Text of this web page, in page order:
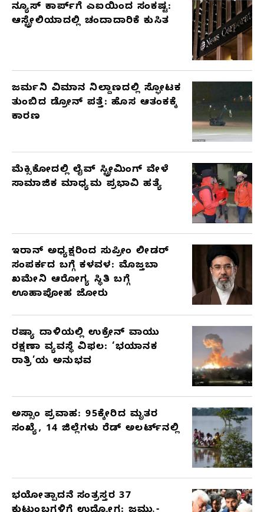
ನ್ಯೂಸ್ ಕಾರ್ಪ್‌ಗೆ ಎಐಯಿಂದ ಸಂಕಷ್ಟ:
ಆಸ್ಟ್ರೇಲಿಯಾದಲ್ಲಿ ಚಂದಾದಾರಿಕೆ ಕುಸಿತ
ಜರ್ಮನಿ ವಿಮಾನ ನಿಲ್ದಾಣದಲ್ಲಿ ಸ್ಫೋಟಕ
ತುಂಬಿದ ಡ್ರೋನ್ ಪತ್ತೆ: ಹೊಸ ಆತಂಕಕ್ಕೆ
ಕಾರಣ
ಮೆಕ್ಸಿಕೋದಲ್ಲಿ ಲೈವ್ ಸ್ಟ್ರೀಮಿಂಗ್ ವೇಳೆ
ಸಾಮಾಜಿಕ ಮಾಧ್ಯಮ ಪ್ರಭಾವಿ ಹತ್ಯೆ
ಇರಾನ್ ಅಧ್ಯಕ್ಷರಿಂದ ಸುಪ್ರೀಂ ಲೀಡರ್
ಸಂಪರ್ಕದ ಬಗ್ಗೆ ಕಳವಳ: ಮೊಜ್ತಬಾ
ಖಮೇನಿ ಆರೋಗ್ಯ ಸ್ಥಿತಿ ಬಗ್ಗೆ
ಊಹಾಪೋಹ ಜೋರು
ರಷ್ಯಾ ದಾಳಿಯಲ್ಲಿ ಉಕ್ರೇನ್ ವಾಯು
ರಕ್ಷಣಾ ವ್ಯವಸ್ಥೆ ವಿಫಲ: ‘ಭಯಾನಕ
ರಾತ್ರಿ’ಯ ಅನುಭವ
ಅಸ್ಸಾಂ ಪ್ರವಾಹ: 95ಕ್ಕೇರಿದ ಮೃತರ
ಸಂಖ್ಯೆ, 14 ಜಿಲ್ಲೆಗಳು ರೆಡ್ ಅಲರ್ಟ್‌ನಲ್ಲಿ
ಭಯೋತ್ಪಾದನೆ ಸಂತ್ರಸ್ತರ 37